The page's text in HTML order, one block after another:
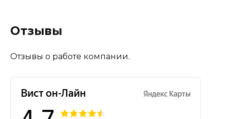
Отзывы
Отзывы о работе компании.